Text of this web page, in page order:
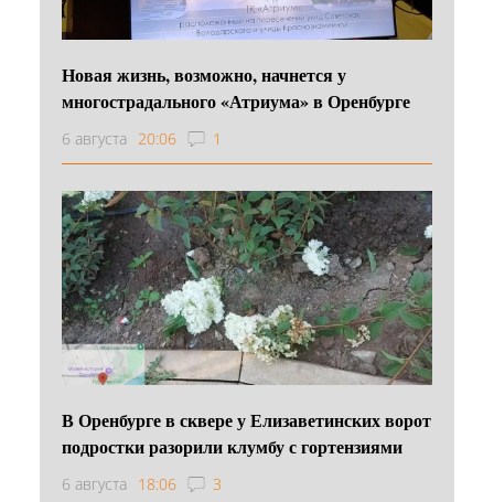
Новая жизнь, возможно, начнется у
многострадального «Атриума» в Оренбурге
6 августа 20:06 1
В Оренбурге в сквере у Елизаветинских ворот
подростки разорили клумбу с гортензиями
6 августа 18:06 3